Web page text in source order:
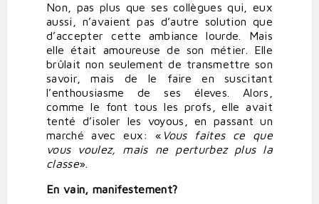
Non, pas plus que ses collègues qui, eux
aussi, n’avaient pas d’autre solution que
d’accepter cette ambiance lourde. Mais
elle était amoureuse de son métier. Elle
brûlait non seulement de transmettre son
savoir, mais de le faire en suscitant
l’enthousiasme de ses éleves. Alors,
comme le font tous les profs, elle avait
tenté d’isoler les voyous, en passant un
marché avec eux: « Vous faites ce que
vous
voulez, mais ne perturbez plus la
classe».
En vain, manifestement?